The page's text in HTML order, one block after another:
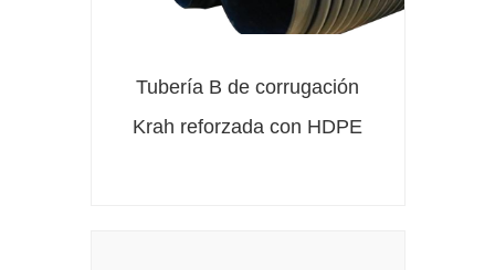
Tubería B de corrugación
Krah reforzada con HDPE